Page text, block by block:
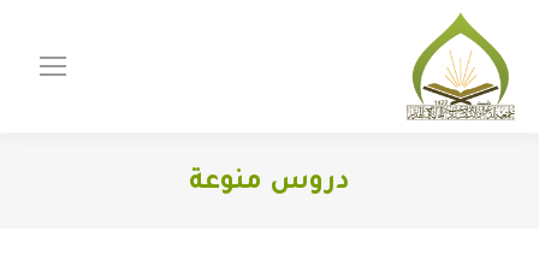
دروس منوعة